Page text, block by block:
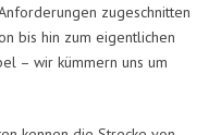
zugeschnitten
bis hin zum eigentlichen
– wir kümmern uns um